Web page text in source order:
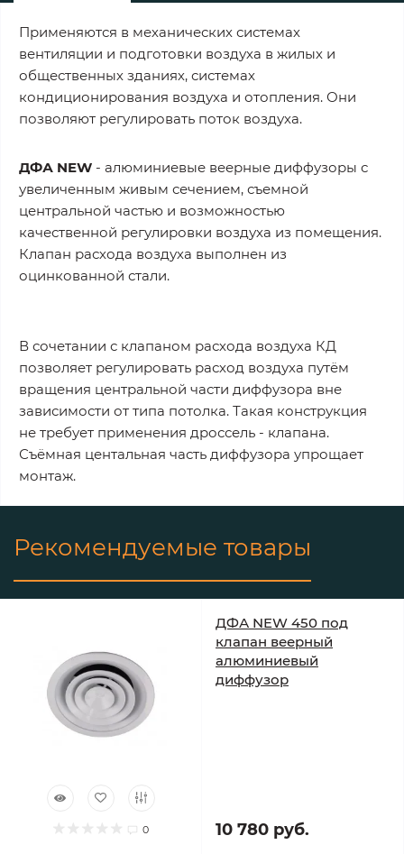
Применяются в механических системах
вентиляции и подготовки воздуха в жилых и
общественных зданиях, системах
кондиционирования воздуха и отопления. Они
позволяют регулировать поток воздуха.
ДФА NEW - алюминиевые веерные диффузоры с
увеличенным живым сечением, съемной
центральной частью и возможностью
качественной регулировки воздуха из помещения.
Клапан расхода воздуха выполнен из
оцинкованной стали.
В сочетании с клапаном расхода воздуха КД
позволяет регулировать расход воздуха путём
вращения центральной части диффузора вне
зависимости от типа потолка. Такая конструкция
не требует применения дроссель - клапана.
Съёмная центальная часть диффузора упрощает
монтаж.
Рекомендуемые товары
0
ДФА NEW 450 под
клапан веерный
алюминиевый
диффузор
10 780 руб.